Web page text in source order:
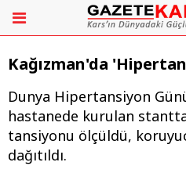
Kağızman'da
Dunya Hipertansiyon
hastanede kurulan
tansiyonu ölçüldü,
dağıtıldı.